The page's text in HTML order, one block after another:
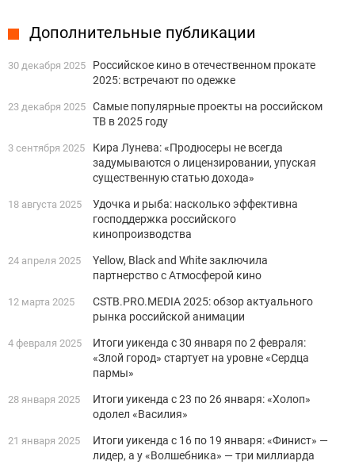
Дополнительные публикации
30 декабря 2025
Российское кино в отечественном прокате
2025: встречают по одежке
23 декабря 2025 Самые популярные проекты на российском
ТВ в 2025 году
3 сентября 2025
Кира Лунева: «Продюсеры не всегда
задумываются о лицензировании, упуская
существенную статью дохода»
18 августа 2025
Удочка и рыба: насколько эффективна
господдержка российского
кинопроизводства
24 апреля 2025
Yellow, Black and White заключила
партнерство с Атмосферой кино
12 марта 2025
CSTB.PRO.MEDIA 2025: обзор актуального
рынка российской анимации
4 февраля 2025
Итоги уикенда с 30 января по 2 февраля:
«Злой город» стартует на уровне «Сердца
пармы»
28 января 2025
Итоги уикенда с 23 по 26 января: «Холоп»
одолел «Василия»
21 января 2025
Итоги уикенда с 16 по 19 января: «Финист» —
лидер, а у «Волшебника» — три миллиарда